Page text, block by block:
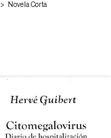
> Novela Corta